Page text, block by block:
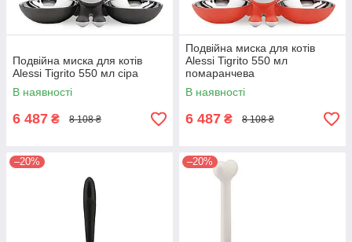
Подвійна миска для котів
Alessi Tigrito 550 мл сіра
В наявності
6 487 ₴ 8 108 ₴
Подвійна миска для котів
Alessi Tigrito 550 мл
помаранчева
В наявності
6 487 ₴ 8 108 ₴
–20% –20%